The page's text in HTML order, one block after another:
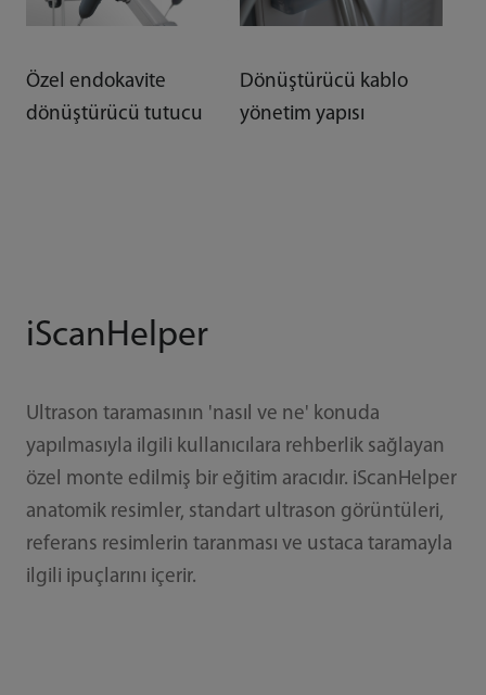
Özel endokavite
dönüştürücü tutucu
Dönüştürücü kablo
yönetim yapısı
iScanHelper
Ultrason taramasının 'nasıl ve ne' konuda
yapılmasıyla ilgili kullanıcılara rehberlik sağlayan
özel monte edilmiş bir eğitim aracıdır. iScanHelper
anatomik resimler, standart ultrason görüntüleri,
referans resimlerin taranması ve ustaca taramayla
ilgili ipuçlarını içerir.